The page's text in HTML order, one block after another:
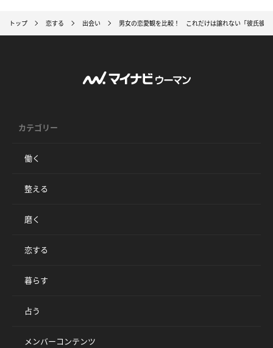
トップ 恋する 出会い 男女の恋愛観を比較！ これだけは譲れない「彼氏彼女
カテゴリー
働く
整える
磨く
恋する
暮らす
占う
メンバーコンテンツ